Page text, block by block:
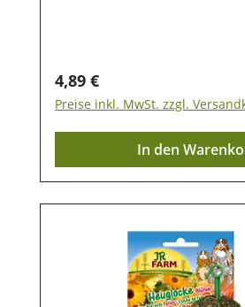
Petersilie, rote und gelbe
Maisflocken, Ringelblume,
Regulärer Preis:
4,89 €
Preise inkl. MwSt. zzgl.
In den